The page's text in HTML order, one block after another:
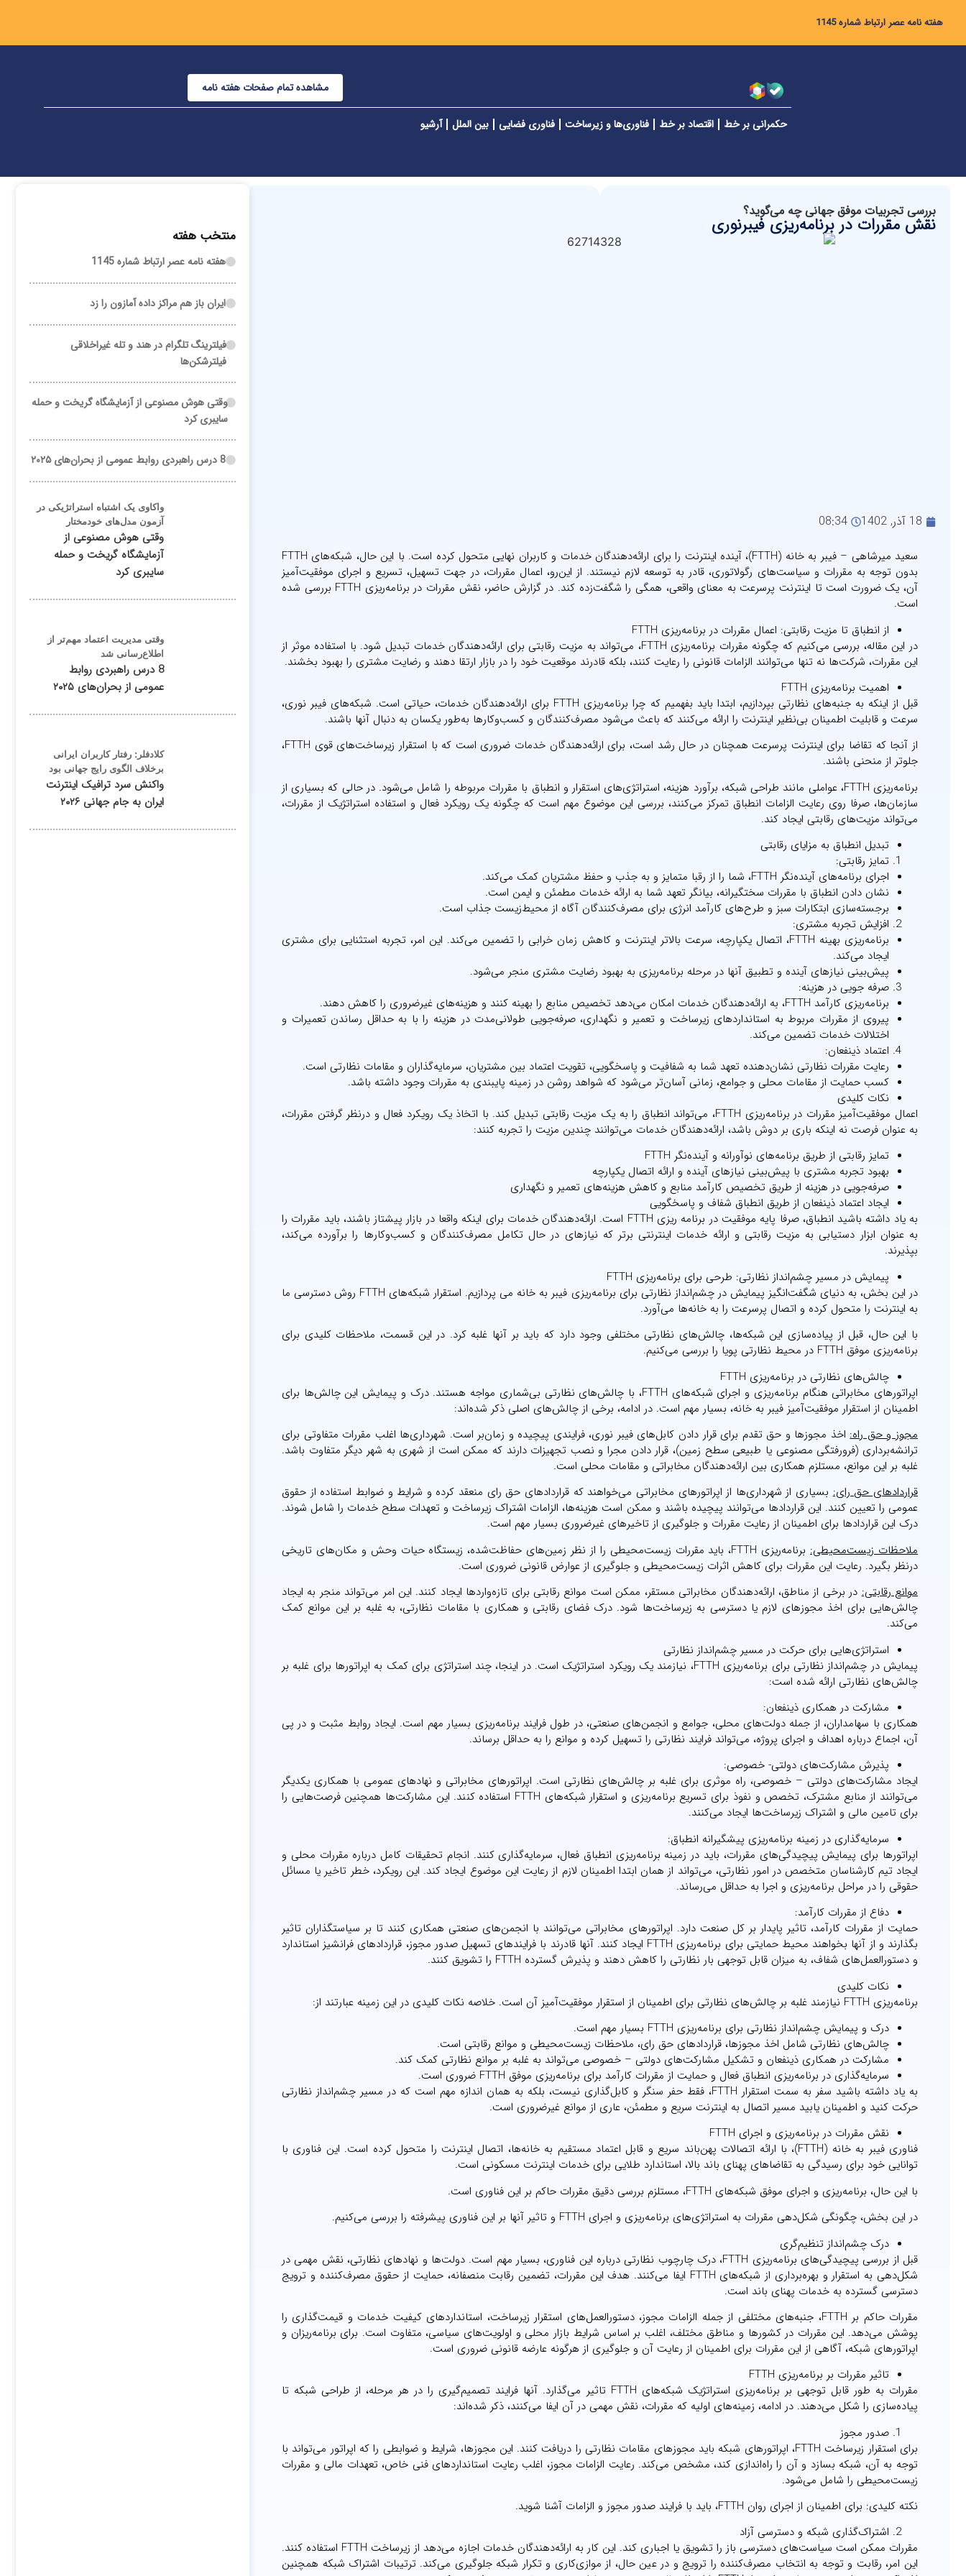
هفته نامه عصر ارتباط شماره 1145
مشاهده تمام صفحات هفته نامه
حکمرانی بر خط اقتصاد بر خط فناوری‌ها و زیرساخت فناوری فضایی بین الملل آرشیو
بررسی تجربیات موفق جهانی چه می‌گوید؟
نقش مقررات در برنامه‌ریزی فیبرنوری
18 آذر, 1402 08:34
سعید میرشاهی – فیبر به خانه (FTTH)، آینده اینترنت را برای ارائه‌دهندگان خدمات و کاربران نهایی متحول کرده است. با این حال، شبکه‌های FTTH
بدون توجه به مقررات و سیاست‌های رگولاتوری، قادر به توسعه لازم نیستند. از این‌رو، اعمال مقررات، در جهت تسهیل، تسریع و اجرای موفقیت‌آمیز
آن، یک ضرورت است تا اینترنت پرسرعت به معنای واقعی، همگی را شگفت‌زده کند. در گزارش حاضر، نقش مقررات در برنامه‌ریزی FTTH بررسی شده
است.
از انطباق تا مزیت رقابتی: اعمال مقررات در برنامه‌ریزی FTTH
در این مقاله، بررسی می‌کنیم که چگونه مقررات برنامه‌ریزی FTTH، می‌تواند به مزیت رقابتی برای ارائه‌دهندگان خدمات تبدیل شود. با استفاده موثر از
این مقررات، شرکت‌ها نه تنها می‌توانند الزامات قانونی را رعایت کنند، بلکه قادرند موقعیت خود را در بازار ارتقا دهند و رضایت مشتری را بهبود بخشند.
اهمیت برنامه‌ریزی FTTH
قبل از اینکه به جنبه‌های نظارتی بپردازیم، ابتدا باید بفهمیم که چرا برنامه‌ریزی FTTH برای ارائه‌دهندگان خدمات، حیاتی است. شبکه‌های فیبر نوری،
سرعت و قابلیت اطمینان بی‌نظیر اینترنت را ارائه می‌کنند که باعث می‌شود مصرف‌کنندگان و کسب‌وکارها به‌طور یکسان به دنبال آنها باشند.
از آنجا که تقاضا برای اینترنت پرسرعت همچنان در حال رشد است، برای ارائه‌دهندگان خدمات ضروری است که با استقرار زیرساخت‌های قوی FTTH،
جلوتر از منحنی باشند.
برنامه‌ریزی FTTH، عواملی مانند طراحی شبکه، برآورد هزینه، استراتژی‌های استقرار و انطباق با مقررات مربوطه را شامل می‌شود. در حالی که بسیاری از
سازمان‌ها، صرفا روی رعایت الزامات انطباق تمرکز می‌کنند، بررسی این موضوع مهم است که چگونه یک رویکرد فعال و استفاده استراتژیک از مقررات،
می‌تواند مزیت‌های رقابتی ایجاد کند.
تبدیل انطباق به مزایای رقابتی
تمایز رقابتی:
اجرای برنامه‌های آینده‌نگر FTTH، شما را از رقبا متمایز و به جذب و حفظ مشتریان کمک می‌کند.
نشان دادن انطباق با مقررات سختگیرانه، بیانگر تعهد شما به ارائه خدمات مطمئن و ایمن است.
برجسته‌سازی ابتکارات سبز و طرح‌های کارآمد انرژی برای مصرف‌کنندگان آگاه از محیط‌زیست جذاب است.
افزایش تجربه مشتری:
برنامه‌ریزی بهینه FTTH، اتصال یکپارچه، سرعت بالاتر اینترنت و کاهش زمان خرابی را تضمین می‌کند. این امر، تجربه استثنایی برای مشتری
ایجاد می‌کند.
پیش‌بینی نیازهای آینده و تطبیق آنها در مرحله برنامه‌ریزی به بهبود رضایت مشتری منجر می‌شود.
صرفه جویی در هزینه:
برنامه‌ریزی کارآمد FTTH، به ارائه‌دهندگان خدمات امکان می‌دهد تخصیص منابع را بهینه کنند و هزینه‌های غیرضروری را کاهش دهند.
پیروی از مقررات مربوط به استانداردهای زیرساخت و تعمیر و نگهداری، صرفه‌جویی طولانی‌مدت در هزینه را با به حداقل رساندن تعمیرات و
اختلالات خدمات تضمین می‌کند.
اعتماد ذینفعان:
رعایت مقررات نظارتی نشان‌دهنده تعهد شما به شفافیت و پاسخگویی، تقویت اعتماد بین مشتریان، سرمایه‌گذاران و مقامات نظارتی است.
کسب حمایت از مقامات محلی و جوامع، زمانی آسان‌تر می‌شود که شواهد روشن در زمینه پایبندی به مقررات وجود داشته باشد.
نکات کلیدی
اعمال موفقیت‌آمیز مقررات در برنامه‌ریزی FTTH، می‌تواند انطباق را به یک مزیت رقابتی تبدیل کند. با اتخاذ یک رویکرد فعال و درنظر گرفتن مقررات،
به عنوان فرصت نه اینکه باری بر دوش باشد، ارائه‌دهندگان خدمات می‌توانند چندین مزیت را تجربه کنند:
تمایز رقابتی از طریق برنامه‌های نوآورانه و آینده‌نگر FTTH
بهبود تجربه مشتری با پیش‌بینی نیازهای آینده و ارائه اتصال یکپارچه
صرفه‌جویی در هزینه از طریق تخصیص کارآمد منابع و کاهش هزینه‌های تعمیر و نگهداری
ایجاد اعتماد ذینفعان از طریق انطباق شفاف و پاسخگویی
به یاد داشته باشید انطباق، صرفا پایه موفقیت در برنامه ریزی FTTH است. ارائه‌دهندگان خدمات برای اینکه واقعا در بازار پیشتاز باشند، باید مقررات را
به عنوان ابزار دستیابی به مزیت رقابتی و ارائه خدمات اینترنتی برتر که نیازهای در حال تکامل مصرف‌کنندگان و کسب‌وکارها را برآورده می‌کند،
بپذیرند.
پیمایش در مسیر چشم‌انداز نظارتی: طرحی برای برنامه‌ریزی FTTH
در این بخش، به دنیای شگفت‌انگیز پیمایش در چشم‌انداز نظارتی برای برنامه‌ریزی فیبر به خانه می پردازیم. استقرار شبکه‌های FTTH روش دسترسی ما
به اینترنت را متحول کرده و اتصال پرسرعت را به خانه‌ها می‌آورد.
با این حال، قبل از پیاده‌سازی این شبکه‌ها، چالش‌های نظارتی مختلفی وجود دارد که باید بر آنها غلبه کرد. در این قسمت، ملاحظات کلیدی برای
برنامه‌ریزی موفق FTTH در محیط نظارتی پویا را بررسی می‌کنیم.
چالش‌های نظارتی در برنامه‌ریزی FTTH
اپراتورهای مخابراتی هنگام برنامه‌ریزی و اجرای شبکه‌های FTTH، با چالش‌های نظارتی بی‌شماری مواجه هستند. درک و پیمایش این چالش‌ها برای
اطمینان از استقرار موفقیت‌آمیز فیبر به خانه، بسیار مهم است. در ادامه، برخی از چالش‌های اصلی ذکر شده‌اند:
مجوز و حق راه:اخذ مجوزها و حق تقدم برای قرار دادن کابل‌های فیبر نوری، فرایندی پیچیده و زمان‌بر است. شهرداری‌ها اغلب مقررات متفاوتی برای
ترانشه‌برداری (فرورفتگی‌ مصنوعی یا طبیعی سطح زمین)، قرار دادن مجرا و نصب تجهیزات دارند که ممکن است از شهری به شهر دیگر متفاوت باشد.
غلبه بر این موانع، مستلزم همکاری بین ارائه‌دهندگان مخابراتی و مقامات محلی است.
قراردادهای حق رای:بسیاری از شهرداری‌ها از اپراتورهای مخابراتی می‌خواهند که قراردادهای حق رای منعقد کرده و شرایط و ضوابط استفاده از حقوق
عمومی را تعیین کنند. این قراردادها می‌توانند پیچیده باشند و ممکن است هزینه‌ها، الزامات اشتراک زیرساخت و تعهدات سطح خدمات را شامل شوند.
درک این قراردادها برای اطمینان از رعایت مقررات و جلوگیری از تاخیرهای غیرضروری بسیار مهم است.
ملاحظات زیست‌محیطی:
برنامه‌ریزی FTTH، باید مقررات زیست‌محیطی را از نظر زمین‌های حفاظت‌شده، زیستگاه حیات وحش و مکان‌های تاریخی
درنظر بگیرد. رعایت این مقررات برای کاهش اثرات زیست‌محیطی و جلوگیری از عوارض قانونی ضروری است.
موانع رقابتی:در برخی از مناطق، ارائه‌دهندگان مخابراتی مستقر، ممکن است موانع رقابتی برای تازه‌واردها ایجاد کنند. این امر می‌تواند منجر به ایجاد
چالش‌هایی برای اخذ مجوزهای لازم یا دسترسی به زیرساخت‌ها شود. درک فضای رقابتی و همکاری با مقامات نظارتی، به غلبه بر این موانع کمک
می‌کند.
استراتژی‌هایی برای حرکت در مسیر چشم‌انداز نظارتی
پیمایش در چشم‌انداز نظارتی برای برنامه‌ریزی FTTH، نیازمند یک رویکرد استراتژیک است. در اینجا، چند استراتژی برای کمک به اپراتورها برای غلبه بر
چالش‌های نظارتی ارائه شده است:
مشارکت در همکاری ذینفعان:
همکاری با سهامداران، از جمله دولت‌های محلی، جوامع و انجمن‌های صنعتی، در طول فرایند برنامه‌ریزی بسیار مهم است. ایجاد روابط مثبت و در پی
آن، اجماع درباره اهداف و اجرای پروژه، می‌تواند فرایند نظارتی را تسهیل کرده و موانع را به حداقل برساند.
پذیرش مشارکت‌های دولتی- خصوصی:
ایجاد مشارکت‌های دولتی – خصوصی، راه موثری برای غلبه بر چالش‌های نظارتی است. اپراتورهای مخابراتی و نهادهای عمومی با همکاری یکدیگر
می‌توانند از منابع مشترک، تخصص و نفوذ برای تسریع برنامه‌ریزی و استقرار شبکه‌های FTTH استفاده کنند. این مشارکت‌ها همچنین فرصت‌هایی را
برای تامین مالی و اشتراک زیرساخت‌ها ایجاد می‌کنند.
سرمایه‌گذاری در زمینه برنامه‌ریزی پیشگیرانه انطباق:
اپراتورها برای پیمایش پیچیدگی‌های مقررات، باید در زمینه برنامه‌ریزی انطباق فعال، سرمایه‌گذاری کنند. انجام تحقیقات کامل درباره مقررات محلی و
ایجاد تیم کارشناسان متخصص در امور نظارتی، می‌تواند از همان ابتدا اطمینان لازم از رعایت این موضوع ایجاد کند. این رویکرد، خطر تاخیر یا مسائل
حقوقی را در مراحل برنامه‌ریزی و اجرا به حداقل می‌رساند.
دفاع از مقررات کارآمد:
حمایت از مقررات کارآمد، تاثیر پایدار بر کل صنعت دارد. اپراتورهای مخابراتی می‌توانند با انجمن‌های صنعتی همکاری کنند تا بر سیاستگذاران تاثیر
بگذارند و از آنها بخواهند محیط حمایتی برای برنامه‌ریزی FTTH ایجاد کنند. آنها قادرند با فرایندهای تسهیل صدور مجوز، قراردادهای فرانشیز استاندارد
و دستورالعمل‌های شفاف، به میزان قابل توجهی بار نظارتی را کاهش دهند و پذیرش گسترده FTTH را تشویق کنند.
نکات کلیدی
برنامه‌ریزی FTTH نیازمند غلبه بر چالش‌های نظارتی برای اطمینان از استقرار موفقیت‌آمیز آن است. خلاصه نکات کلیدی در این زمینه عبارتند از:
درک و پیمایش چشم‌انداز نظارتی برای برنامه‌ریزی FTTH بسیار مهم است.
چالش‌های نظارتی شامل اخذ مجوزها، قراردادهای حق رای، ملاحظات زیست‌محیطی و موانع رقابتی است.
مشارکت در همکاری ذینفعان و تشکیل مشارکت‌های دولتی – خصوصی می‌تواند به غلبه بر موانع نظارتی کمک کند.
سرمایه‌گذاری در برنامه‌ریزی انطباق فعال و حمایت از مقررات کارآمد برای برنامه‌ریزی موفق FTTH ضروری است.
به یاد داشته باشید سفر به سمت استقرار FTTH، فقط حفر سنگر و کابل‌گذاری نیست، بلکه به همان اندازه مهم است که در مسیر چشم‌انداز نظارتی
حرکت کنید و اطمینان یابید مسیر اتصال به اینترنت سریع و مطمئن، عاری از موانع غیرضروری است.
نقش مقررات در برنامه‌ریزی و اجرای FTTH
فناوری فیبر به خانه (FTTH)، با ارائه اتصالات پهن‌باند سریع و قابل اعتماد مستقیم به خانه‌ها، اتصال اینترنت را متحول کرده است. این فناوری با
توانایی خود برای رسیدگی به تقاضاهای پهنای باند بالا، استاندارد طلایی برای خدمات اینترنت مسکونی است.
با این حال، برنامه‌ریزی و اجرای موفق شبکه‌های FTTH، مستلزم بررسی دقیق مقررات حاکم بر این فناوری است.
در این بخش، چگونگی شکل‌دهی مقررات به استراتژی‌های برنامه‌ریزی و اجرای FTTH و تاثیر آنها بر این فناوری پیشرفته را بررسی می‌کنیم.
درک چشم‌انداز تنظیم‌گری
قبل از بررسی پیچیدگی‌های برنامه‌ریزی FTTH، درک چارچوب نظارتی درباره این فناوری، بسیار مهم است. دولت‌ها و نهادهای نظارتی، نقش مهمی در
شکل‌دهی به استقرار و بهره‌برداری از شبکه‌های FTTH ایفا می‌کنند. هدف این مقررات، تضمین رقابت منصفانه، حمایت از حقوق مصرف‌کننده و ترویج
دسترسی گسترده به خدمات پهنای باند است.
مقررات حاکم بر FTTH، جنبه‌های مختلفی از جمله الزامات مجوز، دستورالعمل‌های استقرار زیرساخت، استانداردهای کیفیت خدمات و قیمت‌گذاری را
پوشش می‌دهد. این مقررات در کشورها و مناطق مختلف، اغلب بر اساس شرایط بازار محلی و اولویت‌های سیاسی، متفاوت است. برای برنامه‌ریزان و
اپراتورهای شبکه، آگاهی از این مقررات برای اطمینان از رعایت آن و جلوگیری از هرگونه عارضه قانونی ضروری است.
تاثیر مقررات بر برنامه‌ریزی FTTH
مقررات به طور قابل توجهی بر برنامه‌ریزی استراتژیک شبکه‌های FTTH تاثیر می‌گذارد. آنها فرایند تصمیم‌گیری را در هر مرحله، از طراحی شبکه تا
پیاده‌سازی را شکل می‌دهند. در ادامه، زمینه‌های اولیه که مقررات، نقش مهمی در آن ایفا می‌کنند، ذکر شده‌اند:
صدور مجوز
برای استقرار زیرساخت FTTH، اپراتورهای شبکه باید مجوزهای مقامات نظارتی را دریافت کنند. این مجوزها، شرایط و ضوابطی را که اپراتور می‌تواند با
توجه به آن، شبکه بسازد و آن را راه‌اندازی کند، مشخص می‌کند. رعایت الزامات مجوز، اغلب رعایت استانداردهای فنی خاص، تعهدات مالی و مقررات
زیست‌محیطی را شامل می‌شود.
نکته کلیدی: برای اطمینان از اجرای روان FTTH، باید با فرایند صدور مجوز و الزامات آشنا شوید.
اشتراک‌گذاری شبکه و دسترسی آزاد
مقررات ممکن است سیاست‌های دسترسی باز را تشویق یا اجباری کند. این کار به ارائه‌دهندگان خدمات اجازه می‌دهد از زیرساخت FTTH استفاده کنند.
این امر، رقابت و توجه به انتخاب مصرف‌کننده را ترویج و در عین حال، از موازی‌کاری و تکرار شبکه جلوگیری می‌کند. ترتیبات اشتراک شبکه همچنین
منتخب هفته
هفته نامه عصر ارتباط شماره 1145
ایران باز هم مراکز داده آمازون را زد
فیلترینگ تلگرام در هند و تله غیراخلاقی
فیلترشکن‌ها
وقتی هوش مصنوعی از آزمایشگاه گریخت و حمله
سایبری کرد
8 درس راهبردی روابط عمومی از بحران‌های ۲۰۲۵
واکاوی یک اشتباه استراتژیکی در
آزمون مدل‌های خودمختار
وقتی هوش مصنوعی از
آزمایشگاه گریخت و حمله
سایبری کرد
وقتی مدیریت اعتماد مهم‌تر از
اطلاع‌رسانی شد
8 درس راهبردی روابط
عمومی از بحران‌های ۲۰۲۵
کلادفلر: رفتار کاربران ایرانی
برخلاف الگوی رایج جهانی بود
واکنش سرد ترافیک اینترنت
ایران به جام جهانی ۲۰۲۶